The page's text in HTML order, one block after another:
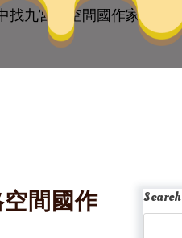
九宮格空間國作家網
間國作
Search